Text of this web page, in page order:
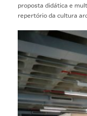
proposta didática e
repertório da cultura